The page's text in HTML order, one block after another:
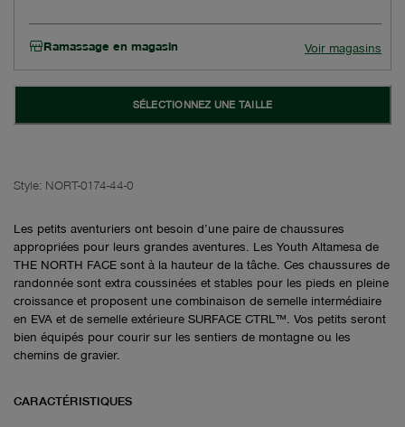
Ramassage en magasin Voir magasins
SÉLECTIONNEZ UNE TAILLE
Style: NORT-0174-44-0
Les petits aventuriers ont besoin d’une paire de chaussures
appropriées pour leurs grandes aventures. Les Youth Altamesa de
THE NORTH FACE sont à la hauteur de la tâche. Ces chaussures de
randonnée sont extra coussinées et stables pour les pieds en pleine
croissance et proposent une combinaison de semelle intermédiaire
en EVA et de semelle extérieure SURFACE CTRL™. Vos petits seront
bien équipés pour courir sur les sentiers de montagne ou les
chemins de gravier.
CARACTÉRISTIQUES